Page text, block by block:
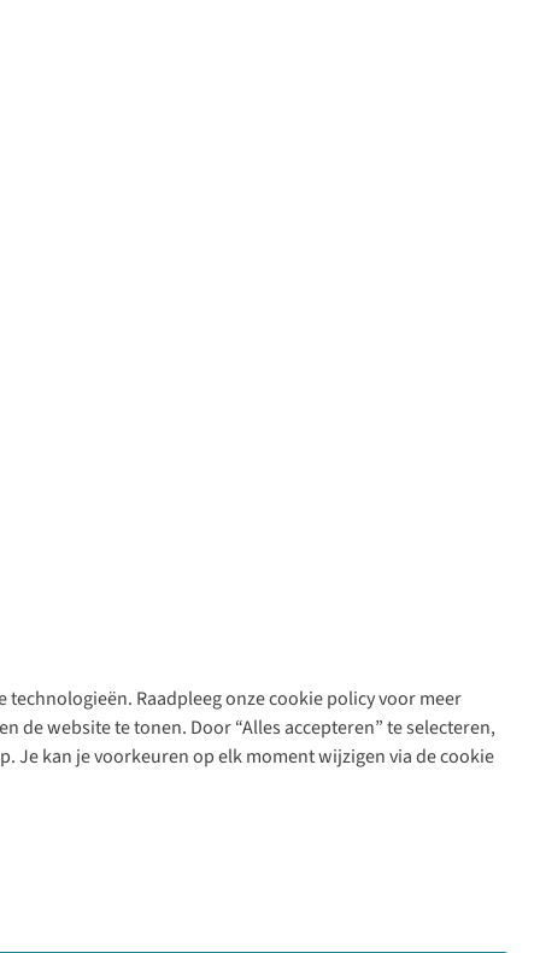
Raadpleeg onze cookie policy voor meer
website te tonen. Door “Alles accepteren” te selecteren,
Je kan je voorkeuren op elk moment wijzigen via de cookie